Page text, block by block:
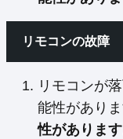
リモコンの故障
リモコンが
能性がありま
性があります